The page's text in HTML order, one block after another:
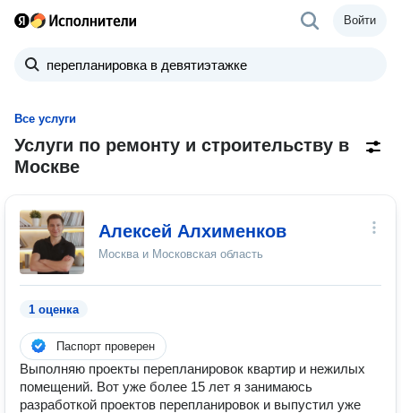
Войти
Все услуги
Услуги по ремонту и строительству в
Москве
Алексей Алхименков
Москва и Московская область
1 оценка
Паспорт проверен
Выполняю проекты перепланировок квартир и нежилых
помещений. Вот уже более 15 лет я занимаюсь
разработкой проектов перепланировок и выпустил уже